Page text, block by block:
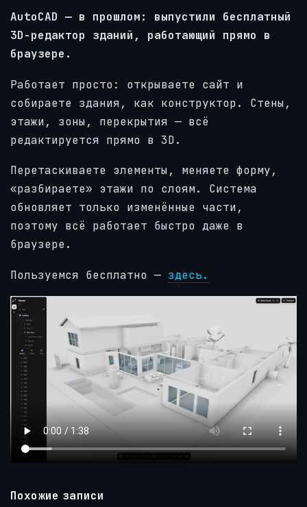
AutoCAD — в прошлом: выпустили бесплатный
3D-редактор зданий, работающий прямо в
браузере.
Работает просто: открываете сайт и
собираете здания, как конструктор. Стены,
этажи, зоны, перекрытия — всё
редактируется прямо в 3D.
Перетаскиваете элементы, меняете форму,
«разбираете» этажи по слоям. Система
обновляет только изменённые части,
поэтому всё работает быстро даже в
браузере.
Пользуемся бесплатно — здесь.
Похожие записи